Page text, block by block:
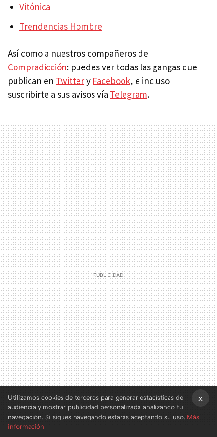
Vitónica
Trendencias Hombre
Así como a nuestros compañeros de
Compradicción: puedes ver todas las gangas que
publican en Twittery Facebook, e incluso
suscribirte a sus avisos vía Telegram.
Utilizamos cookies de terceros para generar estadísticas de
audiencia y mostrar publicidad personalizada analizando tu
navegación. Si sigues navegando estarás aceptando su uso. Más
información